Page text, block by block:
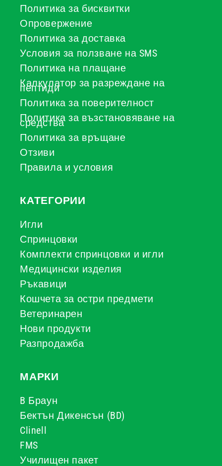
Политика за бисквитки
Опровержение
Политика за доставка
Условия за ползване на SMS
Политика на плащане
Калкулатор за разреждане на
пептиди
Политика за поверителност
Политика за възстановяване на
средства
Политика за връщане
Отзиви
Правила и условия
КАТЕГОРИИ
Игли
Спринцовки
Комплекти спринцовки и игли
Медицински изделия
Ръкавици
Кошчета за остри предмети
Ветеринарен
Нови продукти
Разпродажба
МАРКИ
B Браун
Бектън Дикенсън (BD)
Clinell
FMS
Училищен пакет